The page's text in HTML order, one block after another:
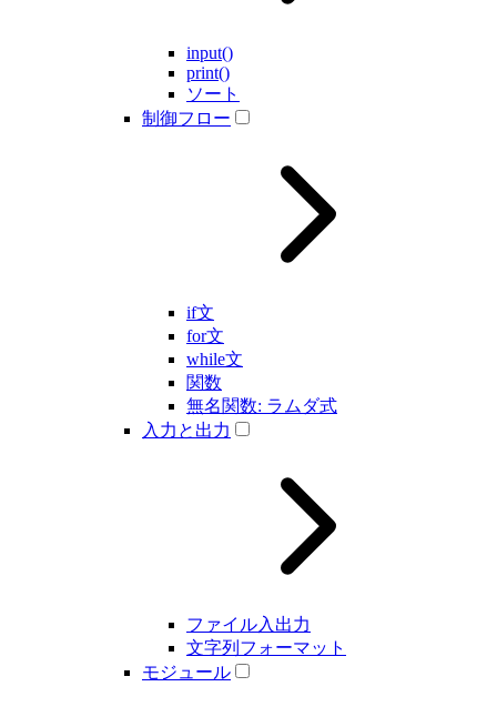
input()
print()
ソート
制御フロー
if文
for文
while文
関数
無名関数: ラムダ式
入力と出力
ファイル入出力
文字列フォーマット
モジュール